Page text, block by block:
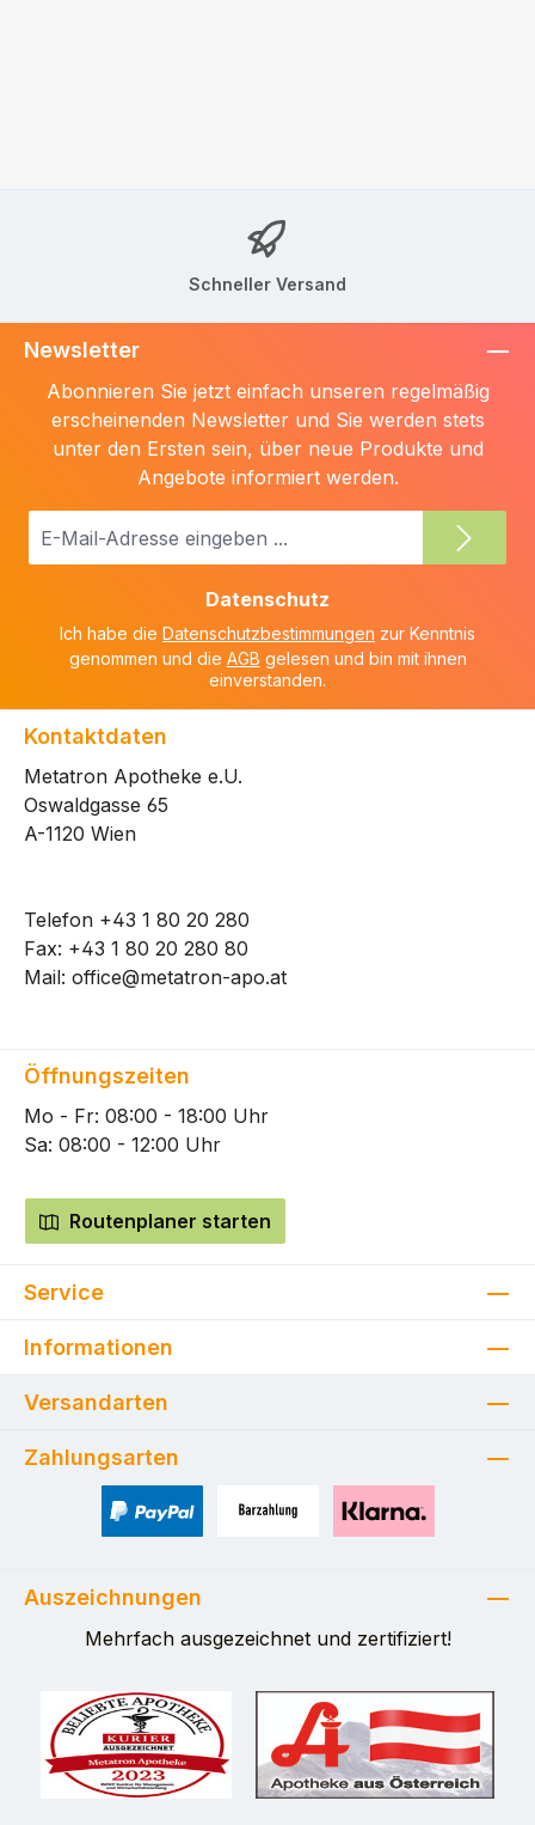
Schneller Versand
Newsletter
Abonnieren Sie jetzt einfach unseren regelmäßig
erscheinenden Newsletter und Sie werden stets
unter den Ersten sein, über neue Produkte und
Angebote informiert werden.
E-
Datenschutz
Ich habe die Datenschutzbestimmungen zur Kenntnis
genommen und die AGB gelesen und bin mit ihnen
einverstanden.
Kontaktdaten
Metatron Apotheke e.U.
Oswaldgasse 65
A-1120 Wien
Telefon +43 1 80 20 280
Fax: +43 1 80 20 280 80
Mail: office@metatron-apo.at
Öffnungszeiten
Mo - Fr: 08:00 - 18:00 Uhr
Sa: 08:00 - 12:00 Uhr
Routenplaner starten
Service
Informationen
Versandarten
Zahlungsarten
Auszeichnungen
Mehrfach ausgezeichnet und zertifiziert!